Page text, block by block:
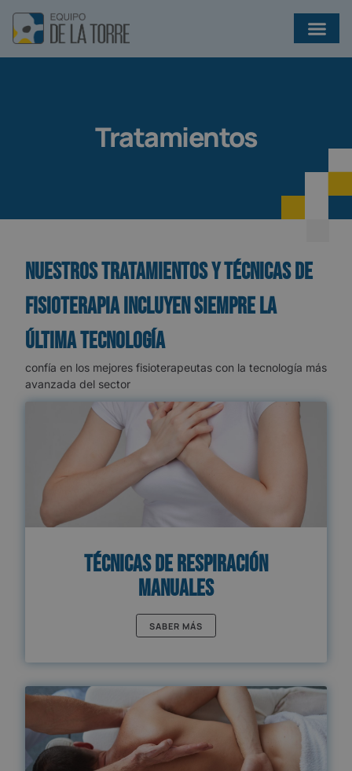
Tratamientos
NUESTROS TRATAMIENTOS Y TÉCNICAS DE
FISIOTERAPIA INCLUYEN SIEMPRE LA
ÚLTIMA TECNOLOGÍA
confía en los mejores fisioterapeutas con la tecnología más
avanzada del sector
Técnicas de Respiración
Manuales
SABER MÁS